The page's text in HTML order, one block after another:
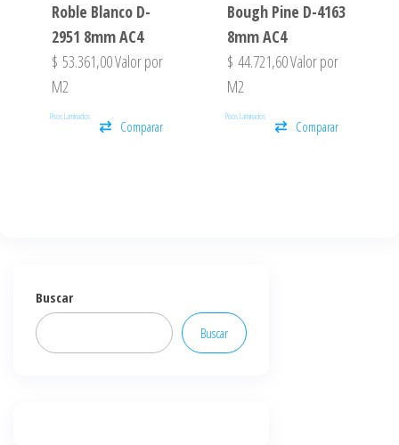
Roble Blanco D-
2951 8mm AC4
$ 53.361,00Valor por
M2
Pisos Laminados
Comparar
Bough Pine D-4163
8mm AC4
$ 44.721,60Valor por
M2
Pisos Laminados
Comparar
Buscar
Buscar